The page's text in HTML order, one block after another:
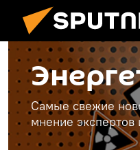
Самые свежие
мнение экспертов